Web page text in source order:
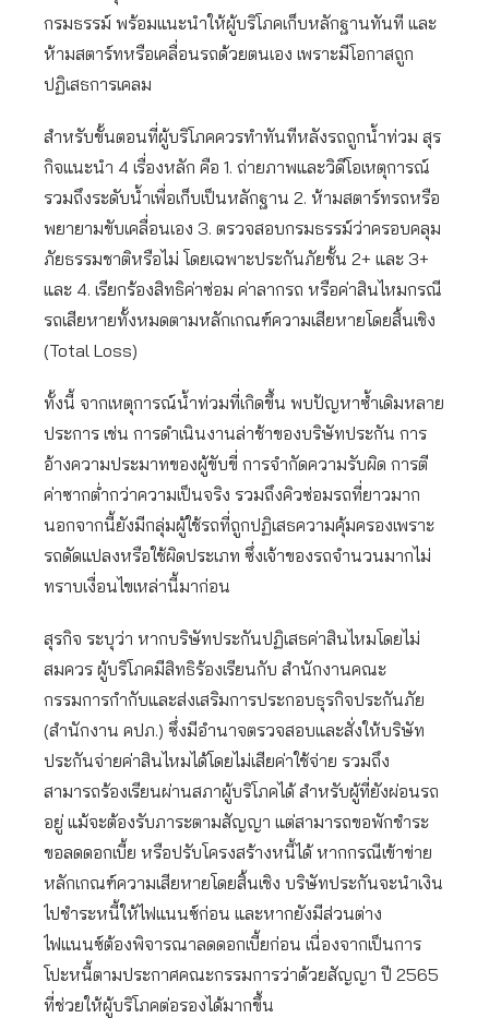
กรมธรรม์ พร้อมแนะนำให้ผู้บริโภคเก็บหลักฐานทันที และ
ห้ามสตาร์ทหรือเคลื่อนรถด้วยตนเอง เพราะมีโอกาสถูก
ปฏิเสธการเคลม
สำหรับขั้นตอนที่ผู้บริโภคควรทำทันทีหลังรถถูกน้ำท่วม สุร
กิจแนะนำ 4 เรื่องหลัก คือ 1. ถ่ายภาพและวิดีโอเหตุการณ์
รวมถึงระดับน้ำเพื่อเก็บเป็นหลักฐาน 2. ห้ามสตาร์ทรถหรือ
พยายามขับเคลื่อนเอง 3. ตรวจสอบกรมธรรม์ว่าครอบคลุม
ภัยธรรมชาติหรือไม่ โดยเฉพาะประกันภัยชั้น 2+ และ 3+
และ 4. เรียกร้องสิทธิค่าซ่อม ค่าลากรถ หรือค่าสินไหมกรณี
รถเสียหายทั้งหมดตามหลักเกณฑ์ความเสียหายโดยสิ้นเชิง
(Total Loss)
ทั้งนี้ จากเหตุการณ์น้ำท่วมที่เกิดขึ้น พบปัญหาซ้ำเดิมหลาย
ประการ เช่น การดำเนินงานล่าช้าของบริษัทประกัน การ
อ้างความประมาทของผู้ขับขี่ การจำกัดความรับผิด การตี
ค่าซากต่ำกว่าความเป็นจริง รวมถึงคิวซ่อมรถที่ยาวมาก
นอกจากนี้ยังมีกลุ่มผู้ใช้รถที่ถูกปฏิเสธความคุ้มครองเพราะ
รถดัดแปลงหรือใช้ผิดประเภท ซึ่งเจ้าของรถจำนวนมากไม่
ทราบเงื่อนไขเหล่านี้มาก่อน
สุรกิจ ระบุว่า หากบริษัทประกันปฏิเสธค่าสินไหมโดยไม่
สมควร ผู้บริโภคมีสิทธิร้องเรียนกับ สำนักงานคณะ
กรรมการกำกับและส่งเสริมการประกอบธุรกิจประกันภัย
(สำนักงาน คปภ.) ซึ่งมีอำนาจตรวจสอบและสั่งให้บริษัท
ประกันจ่ายค่าสินไหมได้โดยไม่เสียค่าใช้จ่าย รวมถึง
สามารถร้องเรียนผ่านสภาผู้บริโภคได้ สำหรับผู้ที่ยังผ่อนรถ
อยู่ แม้จะต้องรับภาระตามสัญญา แต่สามารถขอพักชำระ
ขอลดดอกเบี้ย หรือปรับโครงสร้างหนี้ได้ หากกรณีเข้าข่าย
หลักเกณฑ์ความเสียหายโดยสิ้นเชิง บริษัทประกันจะนำเงิน
ไปชำระหนี้ให้ไฟแนนซ์ก่อน และหากยังมีส่วนต่าง
ไฟแนนซ์ต้องพิจารณาลดดอกเบี้ยก่อน เนื่องจากเป็นการ
โปะหนี้ตามประกาศคณะกรรมการว่าด้วยสัญญา ปี 2565
ที่ช่วยให้ผู้บริโภคต่อรองได้มากขึ้น